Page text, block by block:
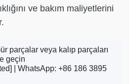
ve bakım maliyetlerini
parçalar veya kalıp parçaları
geçin
| WhatsApp: +86 186 3895